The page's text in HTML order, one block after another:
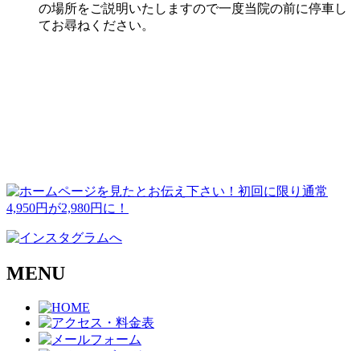
の場所をご説明いたしますので一度当院の前に停車し
てお尋ねください。
MENU